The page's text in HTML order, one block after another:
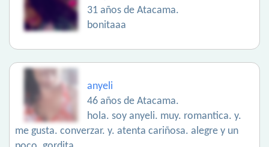
31 años de Atacama.
bonitaaa
anyeli
46 años de Atacama.
hola. soy anyeli. muy. romantica. y.
me gusta. converzar. y. atenta cariñosa. alegre y un